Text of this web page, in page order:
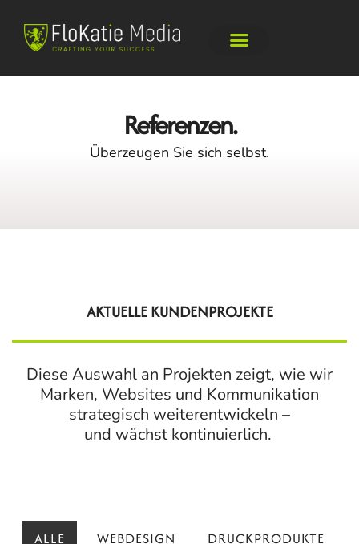
Referenzen.
Überzeugen Sie sich selbst.
AKTUELLE KUNDENPROJEKTE
Diese Auswahl an Projekten zeigt, wie wir
Marken, Websites und Kommunikation
strategisch weiterentwickeln –
und wächst kontinuierlich.
ALLE WEBDESIGN
DRUCKPRODUKTE